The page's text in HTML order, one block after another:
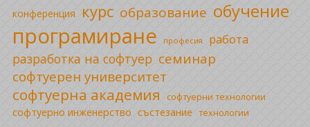
конференция курс образование обучение
програмиране професия работа
разработка на софтуер семинар
софтуерен университет
софтуерна академия софтуерни технологии
софтуерно инженерство състезание технологии